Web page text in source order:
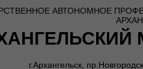
АВТОНОМНОЕ
г.Архангельск,